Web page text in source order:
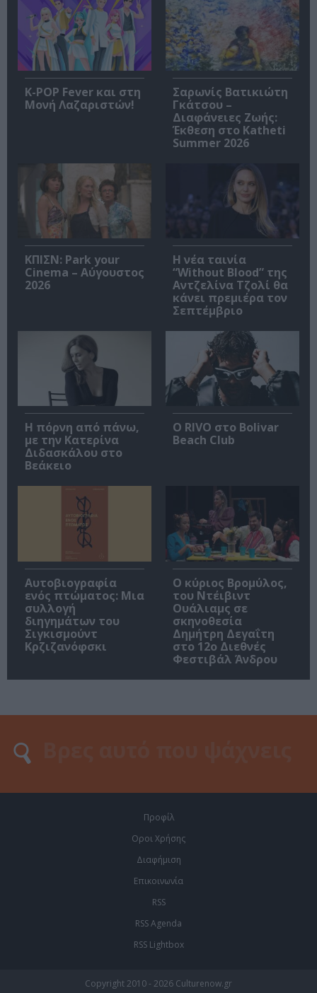
K-POP Fever και στη
Μονή Λαζαριστών!
Σαρωνίς Βατικιώτη
Γκάτσου –
Διαφάνειες Ζωής:
Έκθεση στο Katheti
Summer 2026
ΚΠΙΣΝ: Park your
Cinema – Αύγουστος
2026
Η νέα ταινία
“Without Blood” της
Αντζελίνα Τζολί θα
κάνει πρεμιέρα τον
Σεπτέμβριο
Η πόρνη από πάνω,
με την Κατερίνα
Διδασκάλου στο
Βεάκειο
Ο RIVO στο Bolivar
Beach Club
Αυτοβιογραφία
ενός πτώματος: Μια
συλλογή
διηγημάτων του
Σιγκισμούντ
Κρζιζανόφσκι
O κύριος Βρομύλος,
του Ντέιβιντ
Ουάλιαμς σε
σκηνοθεσία
Δημήτρη Δεγαΐτη
στο 12ο Διεθνές
Φεστιβάλ Άνδρου
Προφίλ
Οροι Χρήσης
Διαφήμιση
Επικοινωνία
RSS
RSS Agenda
RSS Lightbox
Copyright 2010 - 2026 Culturenow.gr